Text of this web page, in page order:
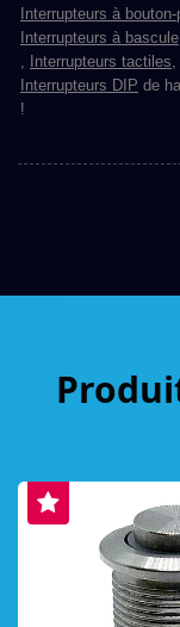
Interrupteurs à
Interrupteurs à bascule
Interrupteurs tactiles
Interrupteurs DIP de
!